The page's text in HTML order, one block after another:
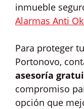
inmueble
Alarmas Anti
Para proteger
Portonovo,
asesoría
compromiso
opción que